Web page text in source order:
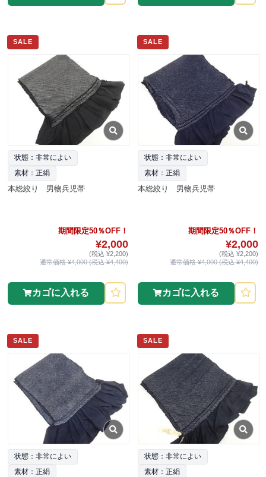
SALE
状態：非常によい
素材：正絹
本総絞り 男物兵児帯
期間限定50％OFF！
¥2,000
(税込 ¥2,200)
通常価格 ¥4,000 (税込 ¥4,400)
カゴに入れる
SALE
状態：非常によい
素材：正絹
本総絞り 男物兵児帯
期間限定50％OFF！
¥2,000
(税込 ¥2,200)
通常価格 ¥4,000 (税込 ¥4,400)
カゴに入れる
SALE
状態：非常によい
素材：正絹
SALE
状態：非常によい
素材：正絹